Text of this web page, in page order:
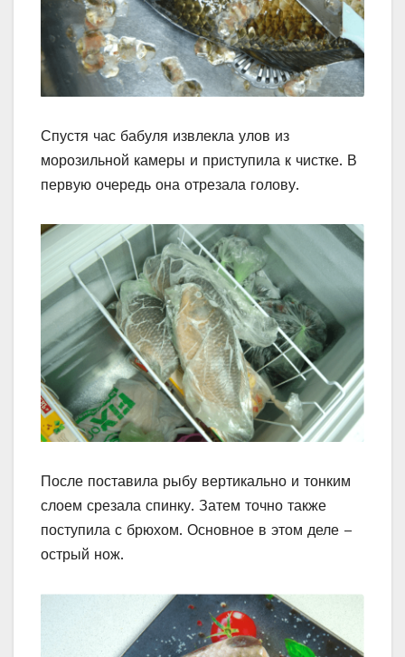
Спустя час бабуля извлекла улов из
морозильной камеры и приступила к чистке. В
первую очередь она отрезала голову.
После поставила рыбу вертикально и тонким
слоем срезала спинку. Затем точно также
поступила с брюхом. Основное в этом деле –
острый нож.